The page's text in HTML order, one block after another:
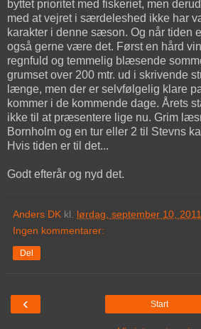
byttet prioritet med fiskeriet, men
med at vejret i særdeleshed ikke har
karakter i denne sæson. Og når tiden
også gerne være det. Først en hård
regnfuld og temmelig blæsende
grumset over 200 mtr. ud i skrivende
længe, men der er selvfølgelig klare
kommer i de kommende dage. Årets
ikke til at præsentere lige nu. Grim
Bornholm og en tur eller 2 til Stevns
Hvis tiden er til det...
Godt efterår og nyd det.
Anders DK kl. lørdag, september 10, 2011
Ingen kommentarer:
Del
‹ Start